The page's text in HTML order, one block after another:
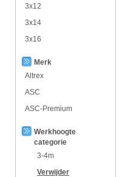
3x12
3x14
3x16
Merk
Altrex
ASC
ASC-Premium
Werkhoogte
categorie
3-4m
Verwijder